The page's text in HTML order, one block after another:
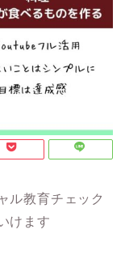
ル教育チェック
けます